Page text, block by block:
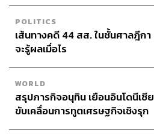
POLITICS
เส้นทางคดี 44 สส. ในชั้นศาลฎีกา
จะรู้ผลเมื่อไร
WORLD
สรุปภารกิจอนุทิน เยือนอินโดนีเซีย
ขับเคลื่อนการทูตเศรษฐกิจเชิงรุก